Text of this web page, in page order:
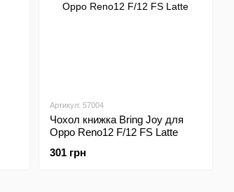
Артикул: 57004
Чохол книжка Bring Joy для
Oppo Reno12 F/12 FS Latte
301 грн